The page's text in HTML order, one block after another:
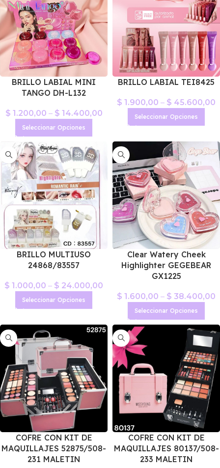
BRILLO LABIAL MINI
TANGO DH-L132
$ 1.200,00 – $ 14.400,00
Seleccionar Opciones
BRILLO LABIAL TEI8425
$ 1.900,00 – $ 45.600,00
Seleccionar Opciones
BRILLO MULTIUSO
24868/83557
$ 1.000,00 – $ 24.000,00
Seleccionar Opciones
Clear Watery Cheek
Highlighter GEGEBEAR
GX1225
$ 1.600,00 – $ 38.400,00
Seleccionar Opciones
COFRE CON KIT DE
MAQUILLAJES 52875/508-
231 MALETIN
COFRE CON KIT DE
MAQUILLAJES 80137/508-
233 MALETIN